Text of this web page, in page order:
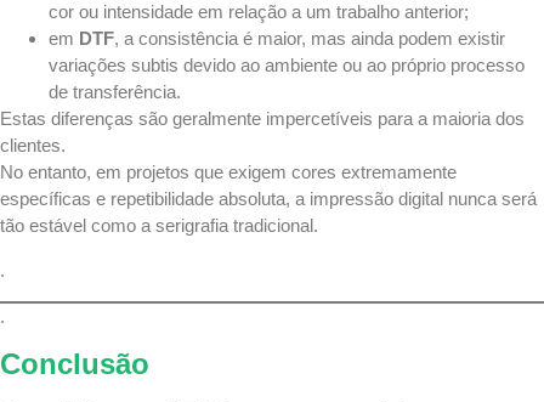
cor ou intensidade em relação a um trabalho anterior;
em DTF, a consistência é maior, mas ainda podem existir
variações subtis devido ao ambiente ou ao próprio processo
de transferência.
Estas diferenças são geralmente impercetíveis para a maioria dos
clientes.
No entanto, em projetos que exigem cores extremamente
específicas e repetibilidade absoluta, a impressão digital nunca será
tão estável como a serigrafia tradicional.
.
.
Conclusão